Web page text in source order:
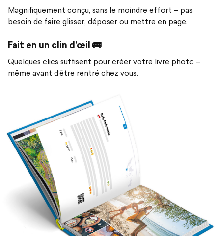
Magnifiquement conçu, sans le moindre effort – pas
besoin de faire glisser, déposer ou mettre en page.
Fait en un clin d’œil 🚌
Quelques clics suffisent pour créer votre livre photo –
même avant d’être rentré chez vous.